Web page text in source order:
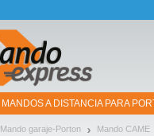
MANDOS A DISTANCIA PARA
Mando garaje-Porton Mando CAME